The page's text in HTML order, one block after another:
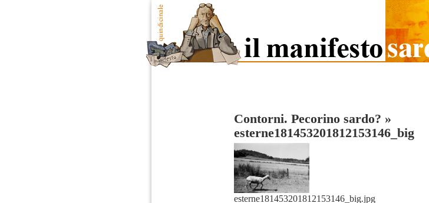
Contorni. Pecorino sardo? »
esterne181453201812153146_big
esterne181453201812153146_big.jpg